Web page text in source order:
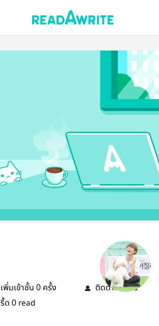
เพิ่มเข้าชั้น 0 ครั้ง ติดตาม0คน
รี้ด 0 read